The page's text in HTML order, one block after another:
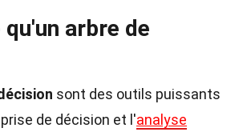
arbre de
sont des outils puissants
de décision et l'analyse